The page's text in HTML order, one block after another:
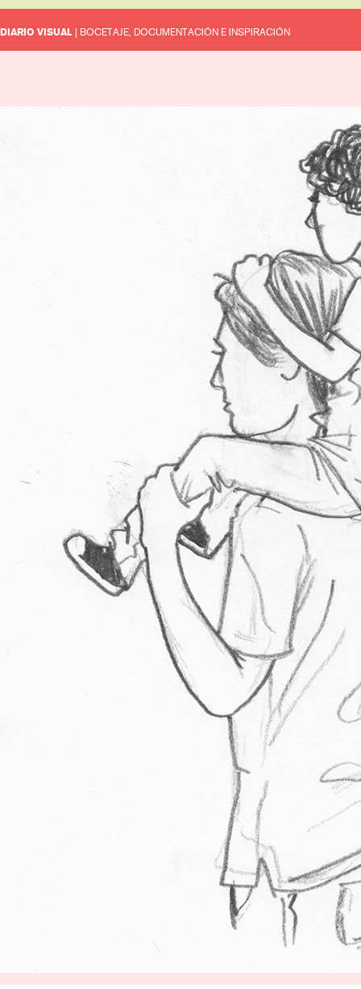
DIARIO VISUAL | BOCETAJE, DOCUMENTACIÓN E INSPIRACIÓN